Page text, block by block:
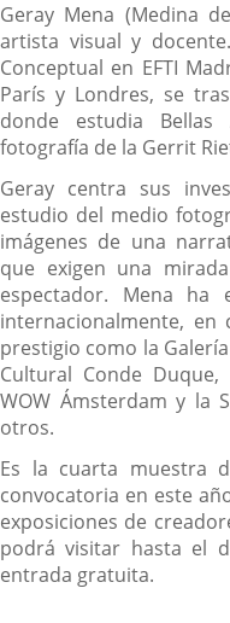
Geray Mena (Medina
artista visual y
Conceptual en EFTI
París y Londres, se
donde estudia
fotografía de la Gerrit
Geray centra sus
estudio del medio
imágenes de una
que exigen una
espectador. Mena ha
internacionalmente, en
prestigio como la
Cultural Conde
WOW Ámsterdam y la
otros.
Es la cuarta muestra
convocatoria en este
exposiciones de
podrá visitar hasta el
entrada gratuita.